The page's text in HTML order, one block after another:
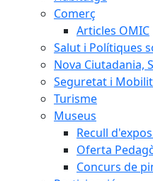
Comerç
Articles OMIC
Salut i Polítiques
Nova Ciutadania,
Seguretat i
Turisme
Museus
Recull
Oferta
Concurs de